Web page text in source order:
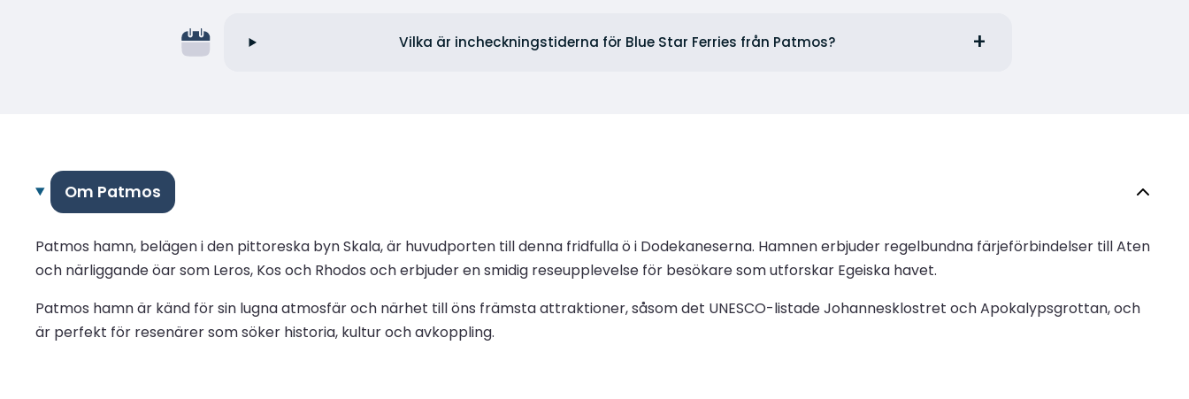
Vilka är incheckningstiderna för Blue Star Ferries från Patmos?
Om Patmos
Patmos hamn, belägen i den pittoreska byn Skala, är huvudporten till denna fridfulla ö i Dodekaneserna. Hamnen erbjuder regelbundna färjeförbindelser till Aten
och närliggande öar som Leros, Kos och Rhodos och erbjuder en smidig reseupplevelse för besökare som utforskar Egeiska havet.
Patmos hamn är känd för sin lugna atmosfär och närhet till öns främsta attraktioner, såsom det UNESCO-listade Johannesklostret och Apokalypsgrottan, och
är perfekt för resenärer som söker historia, kultur och avkoppling.